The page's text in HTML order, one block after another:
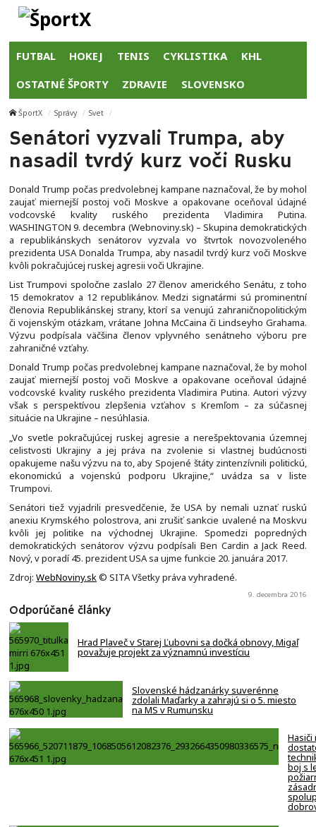
FUTBAL HOKEJ TENIS CYKLISTIKA KHL
OSTATNÉ ŠPORTY ZDRAVIE SLOVENSKO
ŠportX Správy Svet
Senátori vyzvali Trumpa, aby
nasadil tvrdý kurz voči Rusku
Donald Trump počas predvolebnej kampane naznačoval, že by mohol
zaujať miernejší postoj voči Moskve a opakovane oceňoval údajné
vodcovské kvality ruského prezidenta Vladimira Putina.
WASHINGTON 9. decembra (Webnoviny.sk) – Skupina demokratických
a republikánskych senátorov vyzvala vo štvrtok novozvoleného
prezidenta USA Donalda Trumpa, aby nasadil tvrdý kurz voči Moskve
kvôli pokračujúcej ruskej agresii voči Ukrajine.
List Trumpovi spoločne zaslalo 27 členov amerického Senátu, z toho
15 demokratov a 12 republikánov. Medzi signatármi sú prominentní
členovia Republikánskej strany, ktorí sa venujú zahraničnopolitickým
či vojenským otázkam, vrátane Johna McCaina či Lindseyho Grahama.
Výzvu podpísala väčšina členov vplyvného senátneho výboru pre
zahraničné vzťahy.
Donald Trump počas predvolebnej kampane naznačoval, že by mohol
zaujať miernejší postoj voči Moskve a opakovane oceňoval údajné
vodcovské kvality ruského prezidenta Vladimira Putina. Autori výzvy
však s perspektívou zlepšenia vzťahov s Kremľom – za súčasnej
situácie na Ukrajine – nesúhlasia.
„Vo svetle pokračujúcej ruskej agresie a nerešpektovania územnej
celistvosti Ukrajiny a jej práva na zvolenie si vlastnej budúcnosti
opakujeme našu výzvu na to, aby Spojené štáty zintenzívnili politickú,
ekonomickú a vojenskú podporu Ukrajine,“ uvádza sa v liste
Trumpovi.
Senátori tiež vyjadrili presvedčenie, že USA by nemali uznať ruskú
anexiu Krymského polostrova, ani zrušiť sankcie uvalené na Moskvu
kvôli jej politike na východnej Ukrajine. Spomedzi popredných
demokratických senátorov výzvu podpísali Ben Cardin a Jack Reed.
Nový, v poradí 45. prezident USA sa ujme funkcie 20. januára 2017.
Zdroj: WebNoviny.sk© SITA Všetky práva vyhradené.
9. decembra 2016
Odporúčané články
Hrad Plaveč v Starej Ľubovni sa dočká obnovy, Migaľ
považuje projekt za významnú investíciu
Slovenské hádzanárky suverénne
zdolali Maďarky a zahrajú si o 5. miesto
na MS v Rumunsku
Hasiči
boj s